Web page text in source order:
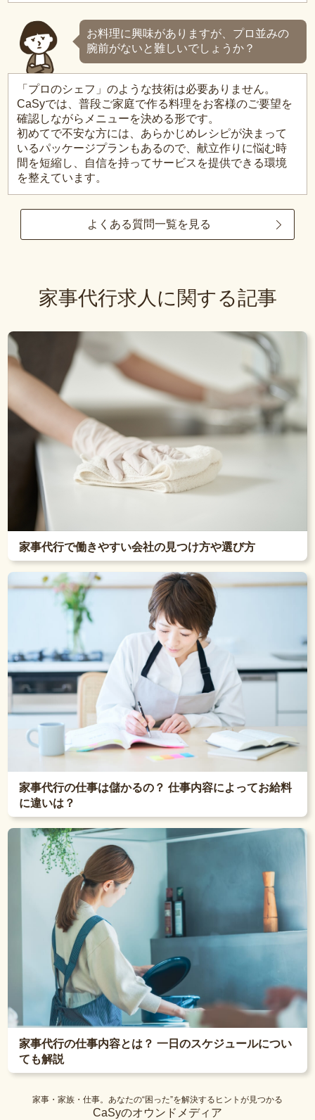
お料理に興味がありますが、プロ並みの
腕前がないと難しいでしょうか？
「プロのシェフ」のような技術は必要ありません。
CaSyでは、普段ご家庭で作る料理をお客様のご要望を
確認しながらメニューを決める形です。
初めてで不安な方には、あらかじめレシピが決まって
いるパッケージプランもあるので、献立作りに悩む時
間を短縮し、自信を持ってサービスを提供できる環境
を整えています。
よくある質問一覧を見る
家事代行求人に関する記事
家事代行で働きやすい会社の見つけ方や選び方
家事代行の仕事は儲かるの？ 仕事内容によってお給料
に違いは？
家事代行の仕事内容とは？ 一日のスケジュールについ
ても解説
家事・家族・仕事。あなたの“困った”を解決するヒントが見つかる
CaSyのオウンドメディア